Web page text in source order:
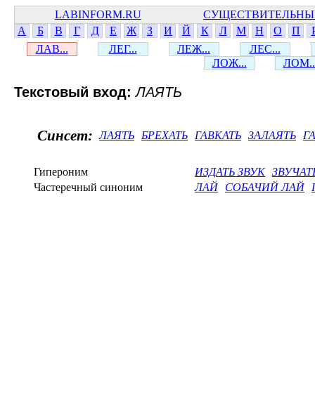
LABINFORM.RU
А
Б В Г Д Е Ж З И Й К Л М Н О П
ЛАВ...
ЛЕГ... ЛЕЖ...
ЛЕС...
ЛОЖ...
Текстовый вход:ЛАЯТЬ
Синсет: ЛАЯТЬ БРЕХАТЬ ГАВКАТЬ ЗАЛАЯТЬ
Гипероним ИЗДАТЬ ЗВУК
Частеречный синоним
ЛАЙ СОБАЧИЙ ЛАЙ